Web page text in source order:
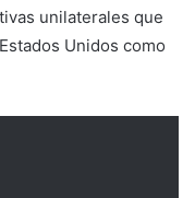
unilaterales que
Unidos como